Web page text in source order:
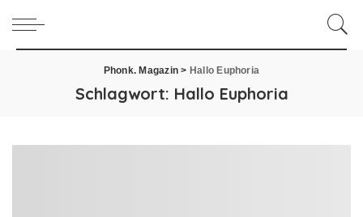
Phonk. Magazin > Hallo Euphoria
Schlagwort: Hallo Euphoria